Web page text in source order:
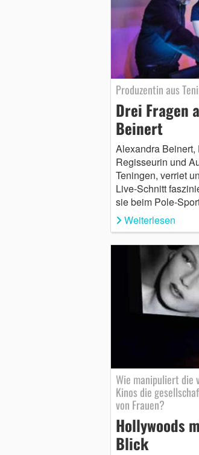
Produzentin aus
Drei Fragen
Beinert
Alexandra Beinert,
Regisseurin und
Teningen, verriet
Live-Schnitt
sie beim Pole-
Weiterlesen
Wie manipuliert die
Kinos die
von Frauen?
Hollywoods
Blick